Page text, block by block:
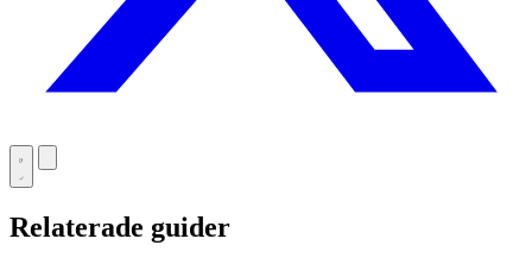
Relaterade guider